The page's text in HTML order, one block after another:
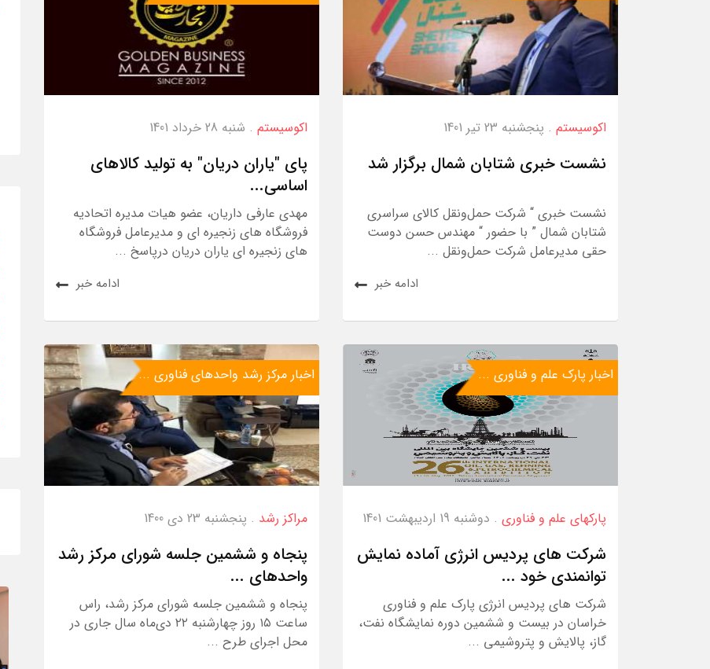
اکوسیستم . پنجشنبه 23 تیر 1401
نشست خبری شتابان شمال برگزار شد
نشست خبری “ شرکت حمل‌ونقل کالای سراسری
شتابان شمال ” با حضور “ مهندس حسن دوست
حقی مدیرعامل شرکت حمل‌ونقل ...
ادامه خبر
اکوسیستم . شنبه 28 خرداد 1401
پای "یاران دریان" به تولید کالاهای
اساسی...
مهدی عارفی داریان، عضو هیات مدیره اتحادیه
فروشگاه های زنجیره ای و مدیرعامل فروشگاه
های زنجیره ای یاران دریان درپاسخ ...
ادامه خبر
اخبار پارک علم و فناوری ...
پارکهای علم و فناوری . دوشنبه 19 اردیبهشت 1401
شرکت های پردیس انرژی آماده نمایش
توانمندی خود ...
شرکت های پردیس انرژی پارک علم و فناوری
خراسان در بیست و ششمین دوره نمایشگاه نفت،
گاز، پالایش و پتروشیمی ...
اخبار مرکز رشد واحدهای فناوری ...
مراکز رشد . پنجشنبه 23 دی 1400
پنجاه و ششمین جلسه شورای مرکز رشد
واحدهای ...
پنجاه و ششمین جلسه شورای مرکز رشد، راس
ساعت ۱۵ روز چهارشنبه ۲۲ دی‌ماه سال جاری در
محل اجرای طرح ...